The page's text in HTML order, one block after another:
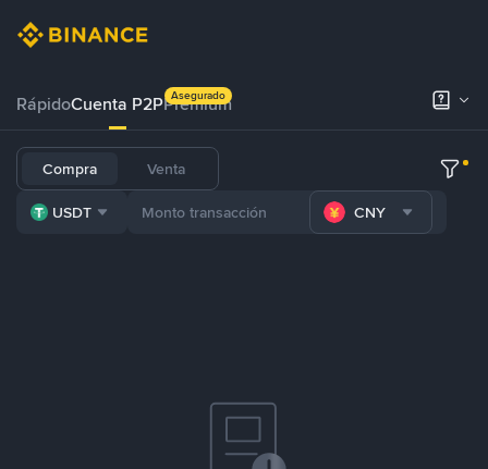
RápidoCuenta P2PPrémium
Asegurado
Compra Venta
USDT CNY